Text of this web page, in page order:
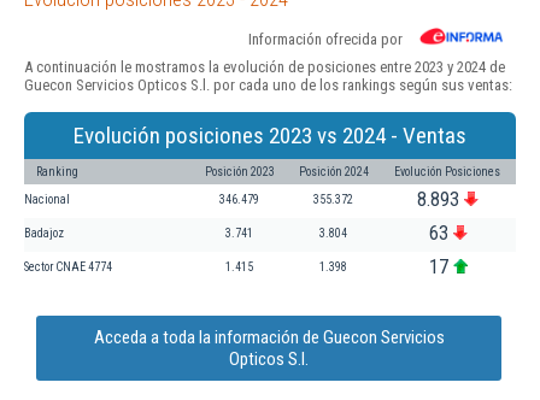
Información ofrecida por
A continuación le mostramos la evolución de posiciones entre 2023 y 2024 de
Guecon Servicios Opticos S.l. por cada uno de los rankings según sus ventas:
Evolución posiciones 2023 vs 2024 - Ventas
Ranking Posición 2023 Posición 2024 Evolución Posiciones
Nacional 346.479 355.372 8.893
Badajoz 3.741 3.804 63
Sector CNAE 4774 1.415 1.398 17
Acceda a toda la información de Guecon Servicios
Opticos S.l.